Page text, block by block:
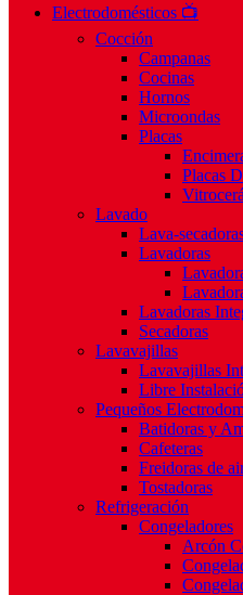
Electrodomésticos 📺
Cocción
Campanas
Cocinas
Hornos
Microondas
Placas
Placas
Lavado
Lava-
Lavadoras
Lavadoras
Secadoras
Lavavajillas
Lavavajillas
Libre
Pequeños
Batidoras y
Cafeteras
Freidoras de
Tostadoras
Refrigeración
Congeladores
Arcón